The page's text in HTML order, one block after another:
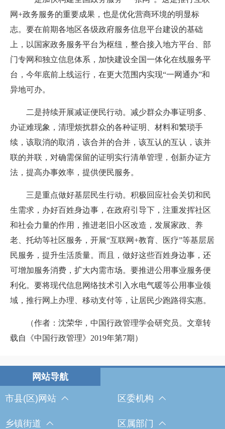
网+政务服务的重要成果，也是优化营商环境的明显标
志。要在前期各地区各级政府服务信息平台建设的基础
上，以国家政务服务平台为枢纽，整合接入地方平台、部
门专网和独立信息体系，加快建设全国一体化在线服务平
台，今年底前上线运行，在更大范围内实现“一网通办”和
异地可办。
二是持续开展减证便民行动。减少群众办事证明多、
办证难现象，清理烦扰群众的各种证明、材料和繁琐手
续，该取消的取消，该合并的合并，该互认的互认，该并
联的并联，对确需保留的证明实行清单管理，创新办证方
法，提高办事效率，提供便民服务。
三是重点做好基层民生行动。积极回应社会关切和民
生需求，办好百姓身边事，在政府引导下，注重发挥社区
和社会力量的作用，推进老旧小区改造，发展家政、养
老、托幼等社区服务，开展“互联网+教育、医疗”等基层居
民服务，提升生活质量。而且，做好这些百姓身边事，还
可增加服务消费，扩大内需市场。要推进公用事业服务便
利化。要将现代信息网络技术引入水电气暖等公用事业领
域，推行网上办理、移动支付等，让居民少跑路得实惠。
（作者：沈荣华，中国行政管理学会研究员。 文章转
载自《中国行政管理》2019年第7期 ）
市县(区)网站 区委机构
乡镇街道 区属部门